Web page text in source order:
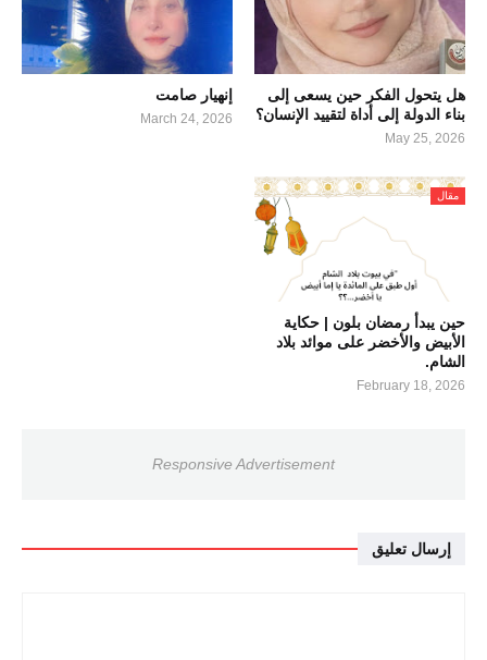
هل يتحول الفكر حين يسعى إلى
بناء الدولة إلى أداة لتقييد الإنسان؟
May 25, 2026
إنهيار صامت
March 24, 2026
مقال
حين يبدأ رمضان بلون | حكاية
الأبيض والأخضر على موائد بلاد
الشام.
February 18, 2026
Responsive Advertisement
إرسال تعليق